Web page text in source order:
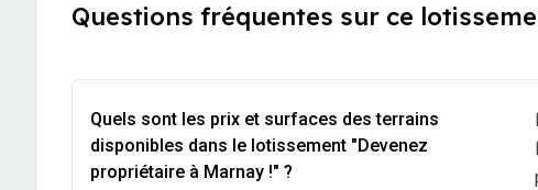
Questions fréquentes sur ce
Quels sont les prix et surfaces des terrains
disponibles dans le lotissement "Devenez
propriétaire à Marnay !" ?